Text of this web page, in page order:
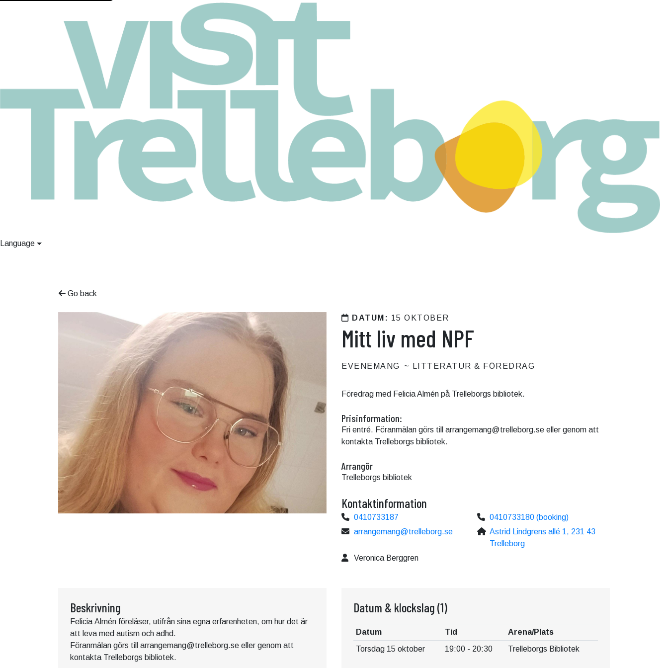
Language
Go back
DATUM: 15 OKTOBER
Mitt liv med NPF
EVENEMANG LITTERATUR & FÖREDRAG
Föredrag med Felicia Almén på Trelleborgs bibliotek.
Prisinformation:
Fri entré. Föranmälan görs till arrangemang@trelleborg.se eller genom att
kontakta Trelleborgs bibliotek.
Arrangör
Trelleborgs bibliotek
Kontaktinformation
0410733187
0410733180 (booking)
arrangemang@trelleborg.se
Astrid Lindgrens allé 1, 231 43
Trelleborg
Veronica Berggren
Beskrivning
Felicia Almén föreläser, utifrån sina egna erfarenheten, om hur det är
att leva med autism och adhd.
Föranmälan görs till arrangemang@trelleborg.se eller genom att
kontakta Trelleborgs bibliotek.
Datum & klockslag (1)
Datum Tid
Arena/Plats
Torsdag 15 oktober
19:00 - 20:30 Trelleborgs Bibliotek